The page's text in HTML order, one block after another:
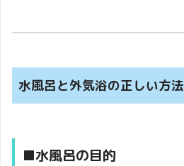
水風呂と外気浴の正しい方法
■水風呂の目的